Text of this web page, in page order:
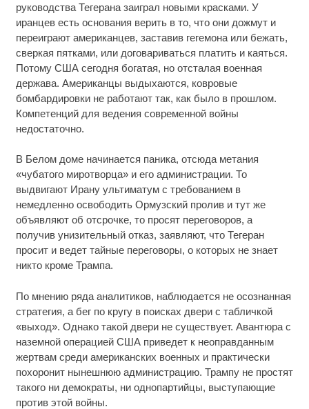
руководства Тегерана заиграл новыми красками. У
иранцев есть основания верить в то, что они дожмут и
переиграют американцев, заставив гегемона или бежать,
сверкая пятками, или договариваться платить и каяться.
Потому США сегодня богатая, но отсталая военная
держава. Американцы выдыхаются, ковровые
бомбардировки не работают так, как было в прошлом.
Компетенций для ведения современной войны
недостаточно.
В Белом доме начинается паника, отсюда метания
«чубатого миротворца» и его администрации. То
выдвигают Ирану ультиматум с требованием в
немедленно освободить Ормузский пролив и тут же
объявляют об отсрочке, то просят переговоров, а
получив унизительный отказ, заявляют, что Тегеран
просит и ведет тайные переговоры, о которых не знает
никто кроме Трампа.
По мнению ряда аналитиков, наблюдается не осознанная
стратегия, а бег по кругу в поисках двери с табличкой
«выход». Однако такой двери не существует. Авантюра с
наземной операцией США приведет к неоправданным
жертвам среди американских военных и практически
похоронит нынешнюю администрацию. Трампу не простят
такого ни демократы, ни однопартийцы, выступающие
против этой войны.